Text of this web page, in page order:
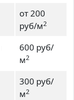
от 200
руб/м2
600 руб/
м2
300 руб/
м2